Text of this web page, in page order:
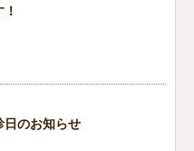
日のお知らせ